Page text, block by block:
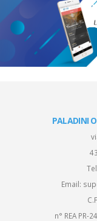
PALADINI
Email:
n° REA PR-